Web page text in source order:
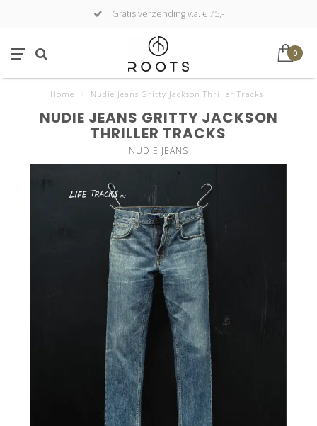
Gratis verzending v.a. € 75,-
0
Home Nudie Jeans Gritty Jackson Thriller Tracks
NUDIE JEANS GRITTY JACKSON
THRILLER TRACKS
NUDIE JEANS